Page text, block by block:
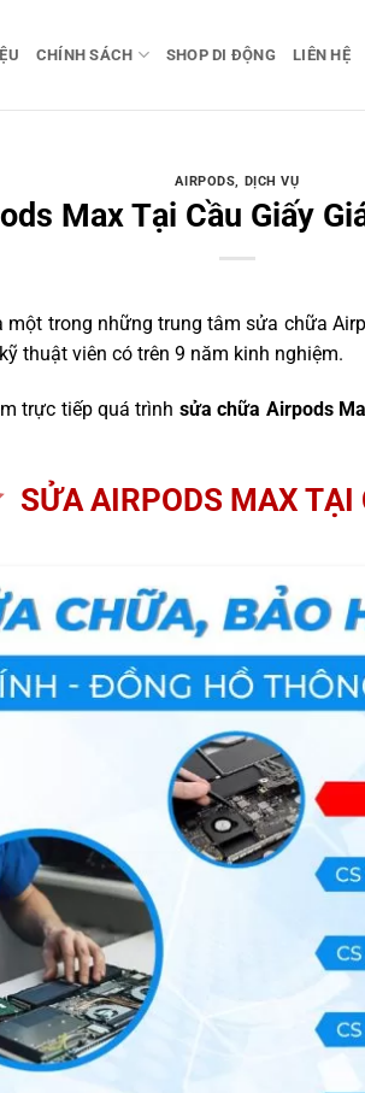
CHÍNH SÁCH SHOP DI ĐỘNG LIÊN HỆ
AIRPODS, DỊCH VỤ
Max Tại Cầu Giấy
trong những trung tâm sửa chữa
thuật viên có trên 9 năm kinh nghiệm.
trực tiếp quá trình sửa chữa Airpods
SỬA AIRPODS MAX TẠI